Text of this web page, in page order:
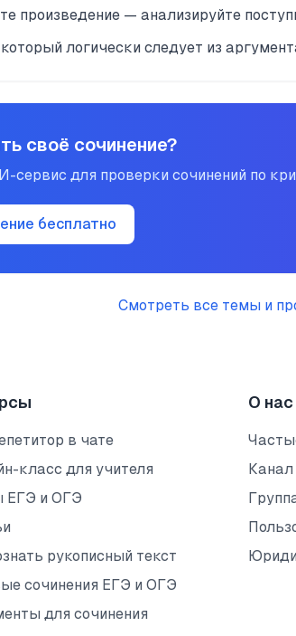
произведение — анализируйте
логически следует из
своё сочинение?
сервис для проверки сочинений по
бесплатно
Смотреть все темы и
в чате
класс для учителя
ЕГЭ и ОГЭ
рукописный текст
сочинения ЕГЭ и ОГЭ
для сочинения
О нас
Канал